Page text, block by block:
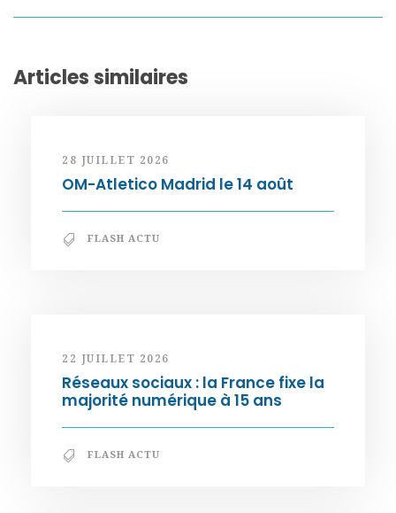
Articles similaires
28 JUILLET 2026
OM-Atletico Madrid le 14 août
FLASH ACTU
22 JUILLET 2026
Réseaux sociaux : la France fixe la
majorité numérique à 15 ans
FLASH ACTU